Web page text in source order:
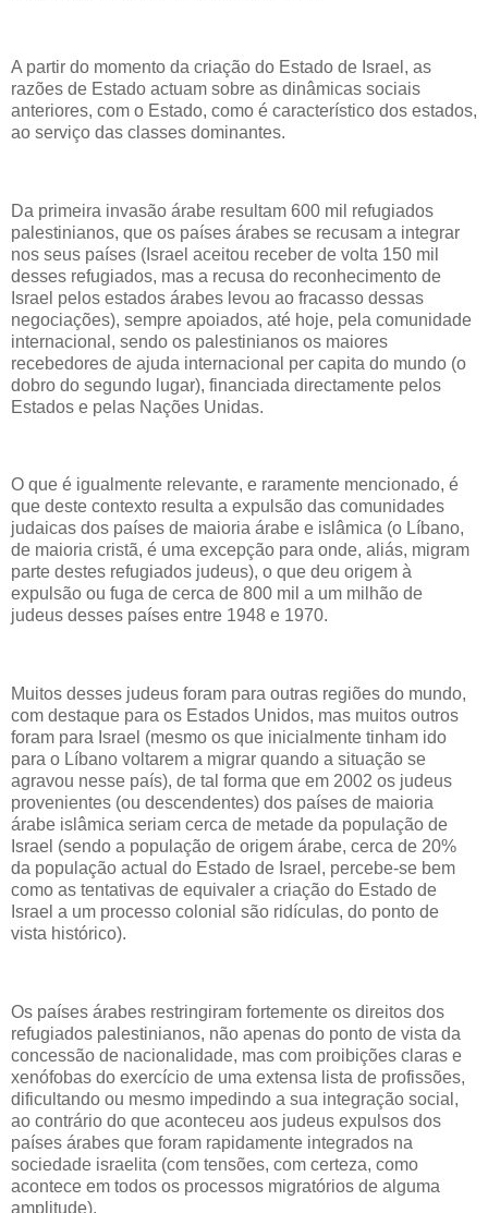
A partir do momento da criação do Estado de Israel, as
razões de Estado actuam sobre as dinâmicas sociais
anteriores, com o Estado, como é característico dos estados,
ao serviço das classes dominantes.
Da primeira invasão árabe resultam 600 mil refugiados
palestinianos, que os países árabes se recusam a integrar
nos seus países (Israel aceitou receber de volta 150 mil
desses refugiados, mas a recusa do reconhecimento de
Israel pelos estados árabes levou ao fracasso dessas
negociações), sempre apoiados, até hoje, pela comunidade
internacional, sendo os palestinianos os maiores
recebedores de ajuda internacional per capita do mundo (o
dobro do segundo lugar), financiada directamente pelos
Estados e pelas Nações Unidas.
O que é igualmente relevante, e raramente mencionado, é
que deste contexto resulta a expulsão das comunidades
judaicas dos países de maioria árabe e islâmica (o Líbano,
de maioria cristã, é uma excepção para onde, aliás, migram
parte destes refugiados judeus), o que deu origem à
expulsão ou fuga de cerca de 800 mil a um milhão de
judeus desses países entre 1948 e 1970.
Muitos desses judeus foram para outras regiões do mundo,
com destaque para os Estados Unidos, mas muitos outros
foram para Israel (mesmo os que inicialmente tinham ido
para o Líbano voltarem a migrar quando a situação se
agravou nesse país), de tal forma que em 2002 os judeus
provenientes (ou descendentes) dos países de maioria
árabe islâmica seriam cerca de metade da população de
Israel (sendo a população de origem árabe, cerca de 20%
da população actual do Estado de Israel, percebe-se bem
como as tentativas de equivaler a criação do Estado de
Israel a um processo colonial são ridículas, do ponto de
vista histórico).
Os países árabes restringiram fortemente os direitos dos
refugiados palestinianos, não apenas do ponto de vista da
concessão de nacionalidade, mas com proibições claras e
xenófobas do exercício de uma extensa lista de profissões,
dificultando ou mesmo impedindo a sua integração social,
ao contrário do que aconteceu aos judeus expulsos dos
países árabes que foram rapidamente integrados na
sociedade israelita (com tensões, com certeza, como
acontece em todos os processos migratórios de alguma
amplitude).